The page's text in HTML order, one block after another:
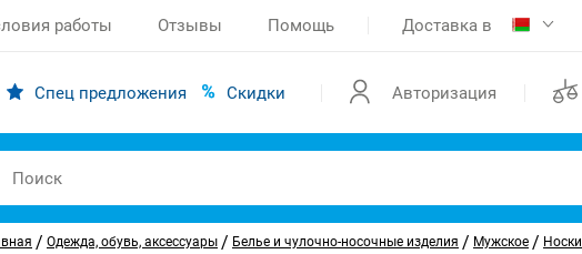
работы Отзывы Помощь Доставка в
Спец предложения Скидки Авторизация
/ Одежда, обувь, аксессуары / Белье и чулочно-носочные изделия / Мужское / Носки